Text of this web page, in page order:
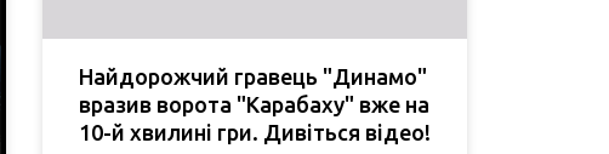
Найдорожчий гравець "Динамо"
вразив ворота "Карабаху" вже на
10-й хвилині гри. Дивіться відео!